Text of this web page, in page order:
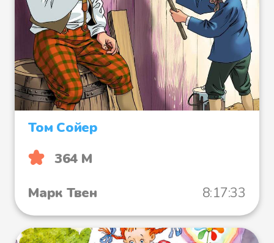
Том Сойер
364 М
Марк Твен
8:17:33